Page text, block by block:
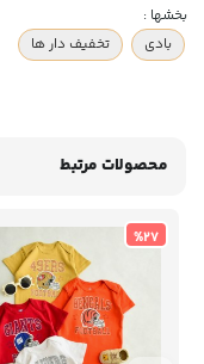
بخشها :
بادی
تخفیف دار ها
محصولات مرتبط
%27